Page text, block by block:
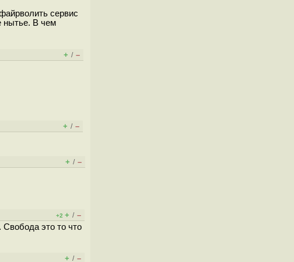
сервис
нытье. В чем
+ / –
+ / –
+ / –
+2 + / –
Свобода это то что
+ / –